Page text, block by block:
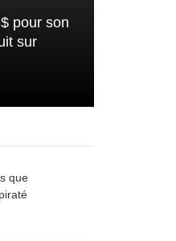
pour son
sur
que